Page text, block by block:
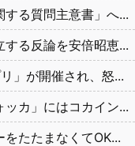
る質問主意書」へ...
る反論を安倍昭恵...
」が開催され、怒...
カ」にはコカイン...
たたまなくてOK...